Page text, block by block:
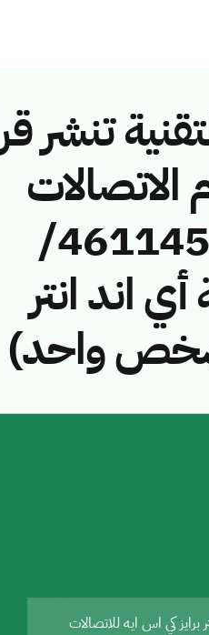
تنشر
الاتصالات
وتقنية المعلومات رقم (46114542/
أي اند انتر
شخص واحد)
برايز كي اس ايه للاتصالات